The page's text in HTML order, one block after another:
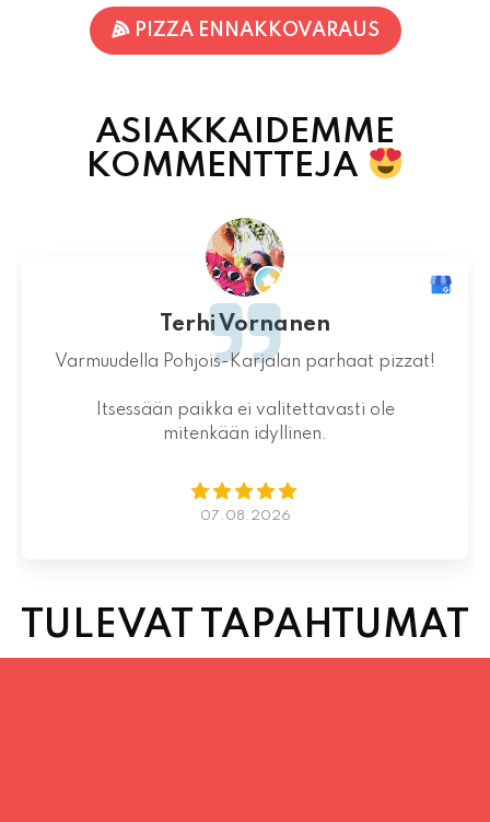
PIZZA ENNAKKOVARAUS
ASIAKKAIDEMME
KOMMENTTEJA
Terhi Vornanen
Varmuudella Pohjois-Karjalan parhaat pizzat!
Itsessään paikka ei valitettavasti ole
mitenkään idyllinen.
07.08.2026
TULEVAT TAPAHTUMAT